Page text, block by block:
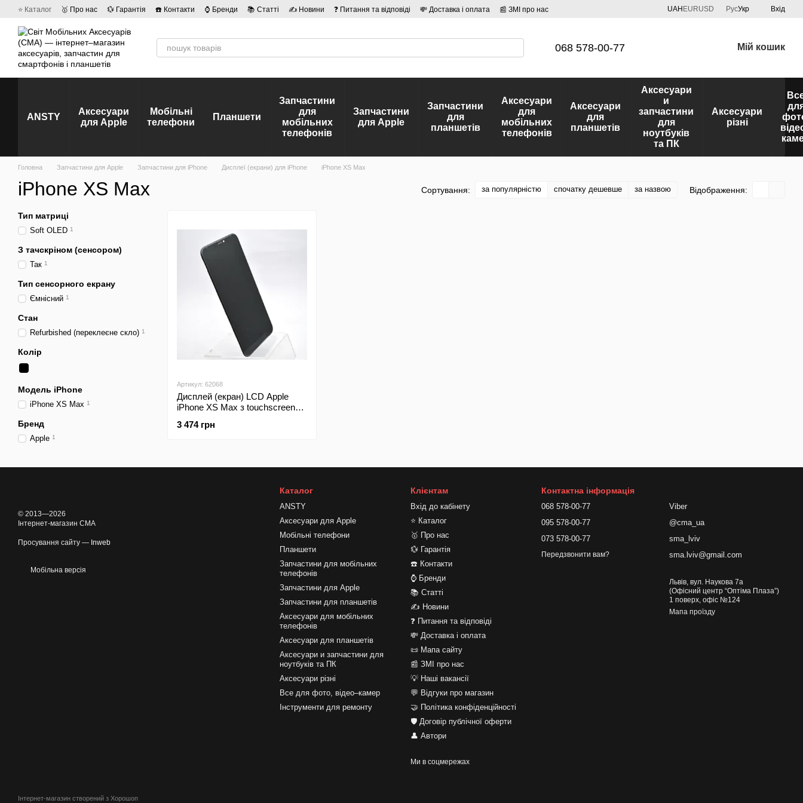
Перейти до основного контенту
⭐ Каталог 🥇 Про нас 💱 Гарантія ☎️ Контакти ⌚ Бренди 📚 Статті ✍ Новини ❓ Питання та відповіді 💸 Доставка і оплата
📰 ЗМІ про нас
UAH EURUSD РусУкр Вхід
068 578-00-77 Мій кошик
ANSTY
Аксесуари
для Apple
Мобільні
телефони
Планшети
Запчастини
для
мобільних
телефонів
Запчастини
для Apple
Запчастини
для
планшетів
Аксесуари
для
мобільних
телефонів
Аксесуари
для
планшетів
Аксесуари
и
запчастини
для
ноутбуків
та ПК
Аксесуари
різні
Головна Запчастини для Apple Запчастини для iPhone Дисплеї (екрани) для iPhone iPhone XS Max
iPhone XS Max Сортування: за популярністю спочатку дешевше за назвою Відображення:
Артикул: 62068
Дисплей (екран) LCD Apple
iPhone XS Max з touchscreen
3 474 грн
Тип матриці
Soft OLED 1
З тачскріном (сенсором)
Так 1
Тип сенсорного екрану
Ємнісний 1
Стан
Refurbished (переклеєне скло) 1
Колір
Модель iPhone
iPhone XS Max 1
Бренд
Apple 1
© 2013—2026
Інтернет-магазин CMA
Просування сайту — Inweb
Мобільна версія
Інтернет-магазин створений з Хорошоп
Каталог
ANSTY
Аксесуари для Apple
Мобільні телефони
Планшети
Запчастини для мобільних
телефонів
Запчастини для Apple
Запчастини для планшетів
Аксесуари для мобільних
телефонів
Аксесуари для планшетів
Аксесуари и запчастини для
ноутбуків та ПК
Аксесуари різні
Все для фото, відео–камер
Інструменти для ремонту
Клієнтам
Вхід до кабінету
⭐ Каталог
🥇 Про нас
💱 Гарантія
☎️ Контакти
⌚ Бренди
📚 Статті
✍ Новини
❓ Питання та відповіді
💸 Доставка і оплата
📜 Мапа сайту
📰 ЗМІ про нас
💡 Наші вакансії
💬 Відгуки про магазин
🤝 Політика конфіденційності
🛡️ Договір публічної оферти
👤 Автори
Ми в соцмережах
Контактна інформація
068 578-00-77
095 578-00-77
073 578-00-77
Передзвонити вам?
Viber
@cma_ua
sma_lviv
sma.lviv@gmail.com
Львів, вул. Наукова 7а
(Офісний центр “Оптіма Плаза”)
1 поверх, офіс №124
Мапа проїзду